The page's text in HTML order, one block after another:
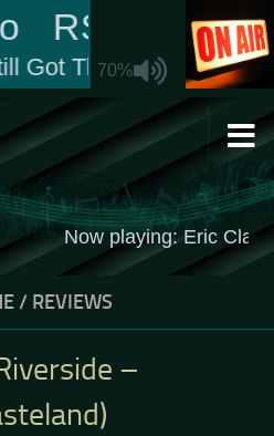
/ REVIEWS
–